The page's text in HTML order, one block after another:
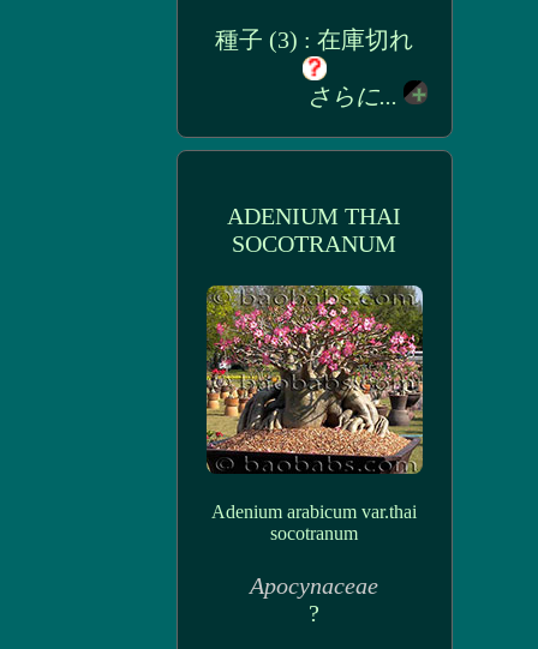
種子 (3) : 在庫切れ
さらに...
ADENIUM THAI
SOCOTRANUM
Adenium arabicum var.thai
socotranum
Apocynaceae
?